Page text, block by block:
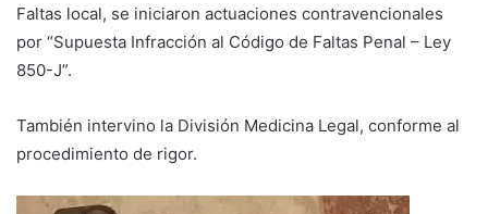
Faltas local, se iniciaron actuaciones contravencionales
por “Supuesta Infracción al Código de Faltas Penal – Ley
850-J”.
También intervino la División Medicina Legal, conforme al
procedimiento de rigor.